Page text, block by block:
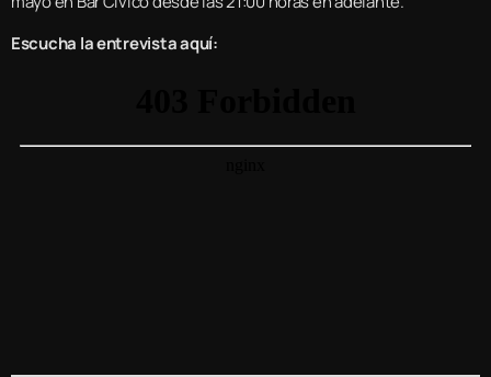
Escucha la entrevista aquí: